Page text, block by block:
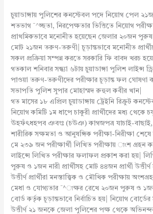
চুয়াডাঙ্গায় পুলিশের কনস্টেবল পদে নিয়োগ পেল
শতভাগ ¯^চ্ছতা, নিরপেক্ষতার ভিত্তিতে নিয়োগ
প্রাথমিকভাবে মনোনীত হয়েছেন জেলার ২০জন
মোট ২১জন তরুণ-তরুণী| চূড়ান্তভাবে মনোনীত
সকল প্রক্রিয়া সম্পন্ন করতে সরকারি ফি বাবদ খরচ
গতকাল শনিবার সন্ধ্যা ৬টায় চুয়াডাঙ্গা পুলিশ লাইন্স
পাওয়া তরুণ-তরুণীদের পরীক্ষার চূড়ান্ত ফল ঘোষণা
সভাপতি পুলিশ সুপার মোহাম্মদ রুহুল কবীর খান|
গত মাসের ১৮ এপ্রিল চুয়াডাঙ্গায় ট্রেইনি রিক্রুট
নিয়োগ কমিটি ১ম ধাপে চাকুরী প্রার্থীদের মধ্য থেকে
ঊহফঁৎধহপব ঞবংঃ (চঊঞ) কাগজপত্র যাচাই-বাছাই,
শারীরিক সক্ষমতা ও আনুষঙ্গিক পরীক্ষা-নিরীক্ষা
মে ২৩৯ জন পরীক্ষার্থী লিখিত পরীক্ষায় াংশ গ্রহন
লাইন্সে লিখিত পরীক্ষার ফলাফল প্রকাশ করা হয়|
পুরুষ ও ১জন নারী প্রার্থীসহ মোট ৪৪জন প্রার্থী
উত্তীর্ণ প্রার্থীরা মনস্তাত্ত্বিক ও মৌখিক পরীক্ষায়
মেধা ও যোগ্যতার ¯^াক্ষর রেখে ২০জন পুরুষ ও ১জন
বোর্ড কর্তৃক চূড়ান্তভাবে নির্বাচিত হয়| নিয়োগ
উত্তীর্ণ ২১ জনকে জেলা পুলিশের পক্ষ থেকে